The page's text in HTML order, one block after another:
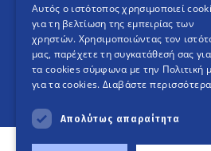
English Version
An
Αυτός ο ιστότοπος χρησιμοποιεί
για τη βελτίωση της εμπειρίας των
χρηστών. Χρησιμοποιώντας τον
μας, παρέχετε τη συγκατάθεσή σας
τα cookies σύμφωνα με την Πολιτική
για τα cookies. Διαβάστε περισσότερα
Απολύτως απαραίτητα